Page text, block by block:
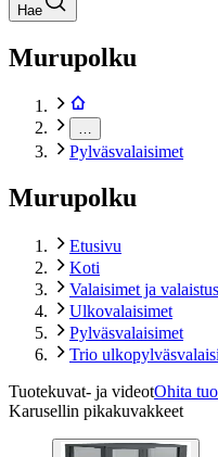
Hae
Murupolku
Pylväsvalaisimet
Murupolku
Etusivu
Koti
Valaisimet ja valaistus
Ulkovalaisimet
Pylväsvalaisimet
Trio
Tuotekuvat- ja videotOhita
Karusellin pikakuvakkeet